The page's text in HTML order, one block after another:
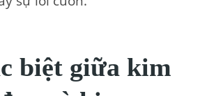
biệt giữa kim